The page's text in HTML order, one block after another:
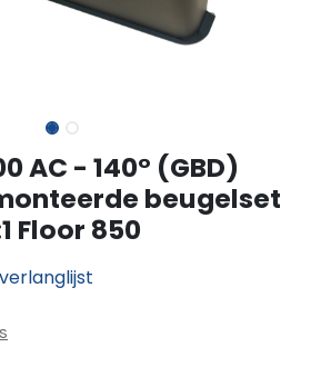
AC - 140° (GBD)
beugelset
Floor 850